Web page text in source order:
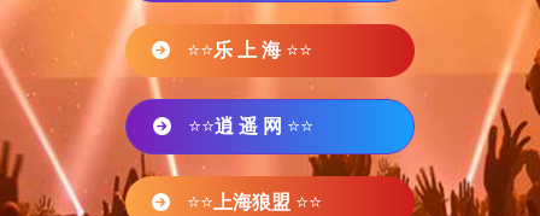
⭐⭐乐 上 海 ⭐⭐
⭐⭐逍 遥 网 ⭐⭐
⭐⭐ 上海狼盟 ⭐⭐